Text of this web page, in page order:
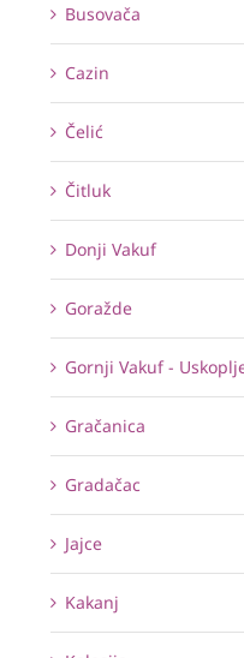
Busovača
Cazin
Čelić
Čitluk
Donji Vakuf
Goražde
Gornji Vakuf -
Gračanica
Gradačac
Jajce
Kakanj